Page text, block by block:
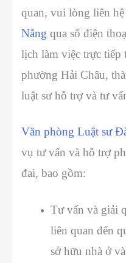
quan, vui lòng liên hệ
Nẵng qua số điện
lịch làm việc trực tiếp
phường Hải Châu,
luật sư hỗ trợ và tư
Văn phòng Luật sư
vụ tư vấn và hỗ trợ
đai, bao gồm:
Tư vấn và giải
liên quan đến
sở hữu nhà ở